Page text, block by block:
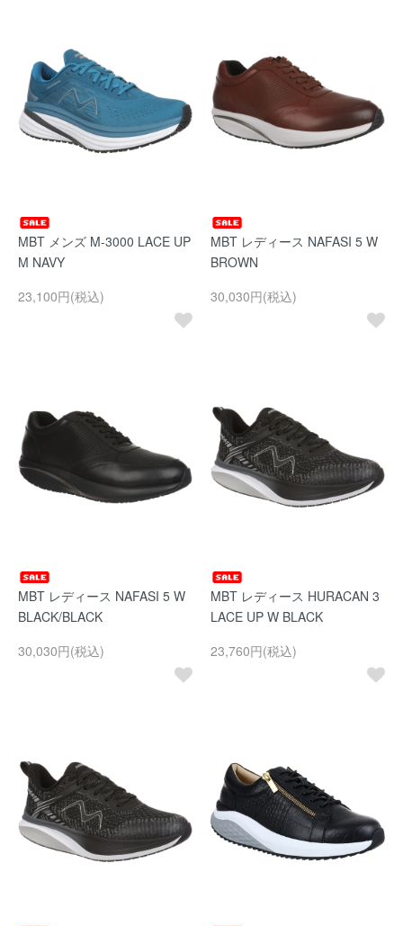
MBT メンズ M-3000 LACE UP
M NAVY
23,100円(税込)
MBT レディース NAFASI 5 W
BROWN
30,030円(税込)
MBT レディース NAFASI 5 W
BLACK/BLACK
30,030円(税込)
MBT レディース HURACAN 3
LACE UP W BLACK
23,760円(税込)